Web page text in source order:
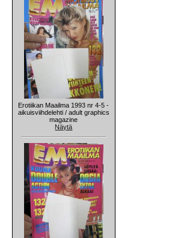
Erotiikan Maailma 1993 nr 4-5 -
aikuisviihdelehti / adult graphics
magazine
Näytä